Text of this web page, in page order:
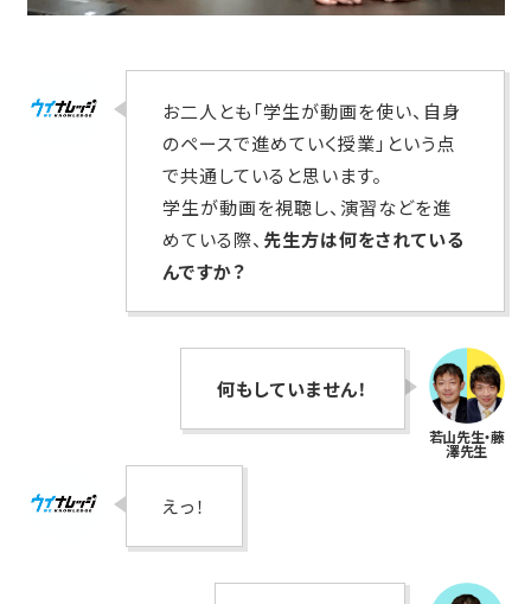
お二人とも「学生が動画を使い、自身
のペースで進めていく授業」という点
で共通していると思います。
学生が動画を視聴し、演習などを進
めている際、 先生方は何をされている
んですか？
何もしていません！
えっ！